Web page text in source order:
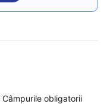
Câmpurile obligatorii